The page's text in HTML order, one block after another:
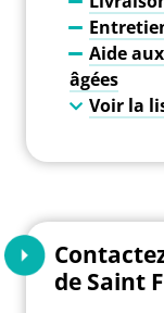
Aide
âgées
Voir la
de Saint